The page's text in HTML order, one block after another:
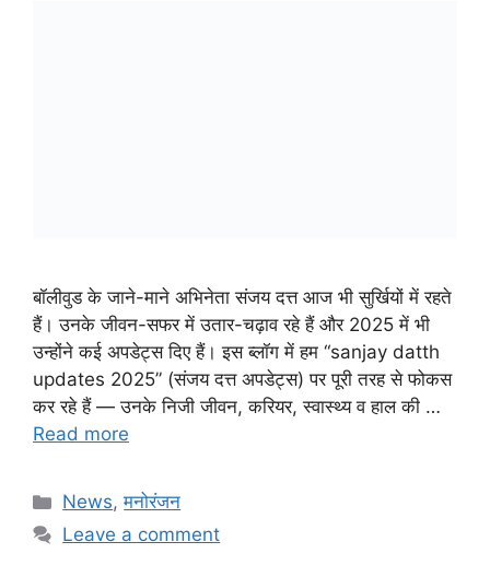
बॉलीवुड के जाने-माने अभिनेता संजय दत्त आज भी सुर्खियों में रहते
हैं। उनके जीवन-सफर में उतार-चढ़ाव रहे हैं और 2025 में भी
उन्होंने कई अपडेट्स दिए हैं। इस ब्लॉग में हम “sanjay datth
updates 2025” (संजय दत्त अपडेट्स) पर पूरी तरह से फोकस
कर रहे हैं — उनके निजी जीवन, करियर, स्वास्थ्य व हाल की …
Read more
Categories
News,मनोरंजन
Leave a comment